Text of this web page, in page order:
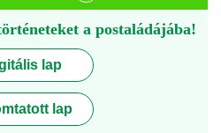
a postaládájába!
lap
lap